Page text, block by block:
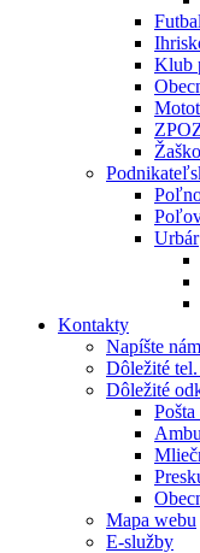
Futbal
Klub
Urbár
Kontakty
Napíšte nám
Dôležité
Dôležité
Mapa webu
E-služby